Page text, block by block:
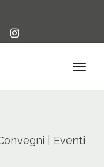
| Eventi